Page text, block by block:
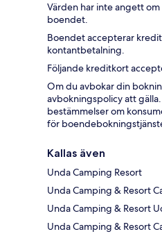
Värden har inte angett
boendet.
Boendet accepterar
kontantbetalning.
Följande kreditkort
Om du avbokar din
avbokningspolicy att
bestämmelser om
för
Kallas även
Unda Camping Resort
Unda Camping & Resort
Unda Camping & Resort
Unda Camping & Resort